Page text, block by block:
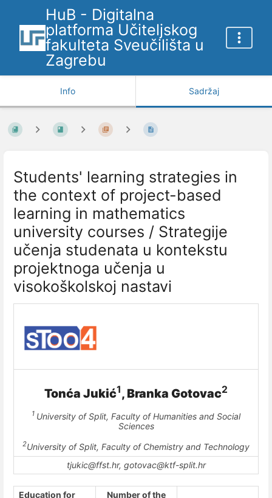
HuB - Digitalna
platforma Učiteljskog
fakulteta Sveučilišta u
Zagrebu
Info Sadržaj
Students' learning strategies in
the context of project-based
learning in mathematics
university courses / Strategije
učenja studenata u kontekstu
projektnoga učenja u
visokoškolskoj nastavi
Tonća Jukić1, Branka Gotovac2
1 University of Split, Faculty of Humanities and Social
Sciences
2University of Split, Faculty of Chemistry and Technology
tjukic@ffst.hr, gotovac@ktf-split.hr
Education for
Number of the